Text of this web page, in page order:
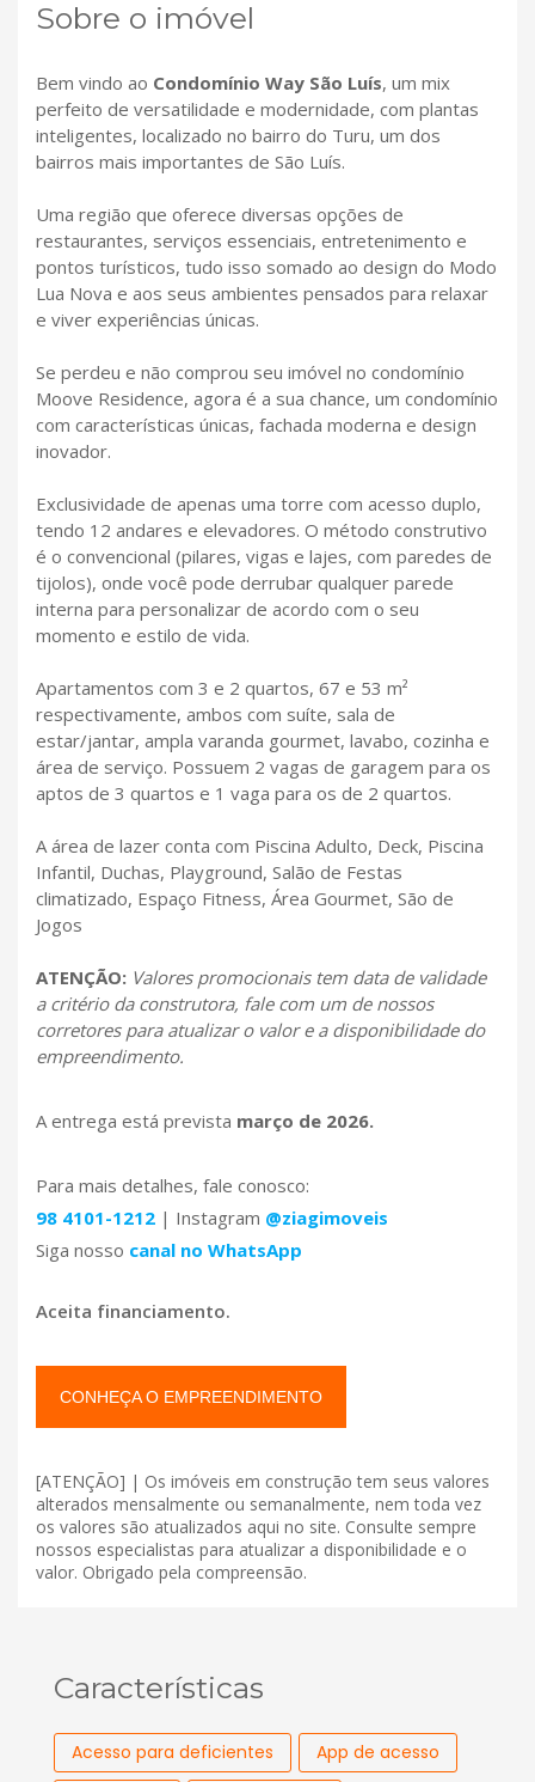
Sobre o imóvel
Bem vindo ao Condomínio Way São Luís, um mix
perfeito de versatilidade e modernidade, com plantas
inteligentes, localizado no bairro do Turu, um dos
bairros mais importantes de São Luís.
Uma região que oferece diversas opções de
restaurantes, serviços essenciais, entretenimento e
pontos turísticos, tudo isso somado ao design do Modo
Lua Nova e aos seus ambientes pensados para relaxar
e viver experiências únicas.
Se perdeu e não comprou seu imóvel no condomínio
Moove Residence, agora é a sua chance, um condomínio
com características únicas, fachada moderna e design
inovador.
Exclusividade de apenas uma torre com acesso duplo,
tendo 12 andares e elevadores. O método construtivo
é o convencional (pilares, vigas e lajes, com paredes de
tijolos), onde você pode derrubar qualquer parede
interna para personalizar de acordo com o seu
momento e estilo de vida.
Apartamentos com 3 e 2 quartos, 67 e 53 m²
respectivamente, ambos com suíte, sala de
estar/jantar, ampla varanda gourmet, lavabo, cozinha e
área de serviço. Possuem 2 vagas de garagem para os
aptos de 3 quartos e 1 vaga para os de 2 quartos.
A área de lazer conta com Piscina Adulto, Deck, Piscina
Infantil, Duchas, Playground, Salão de Festas
climatizado, Espaço Fitness, Área Gourmet, São de
Jogos
ATENÇÃO: Valores promocionais tem data de validade
a critério da construtora, fale com um de nossos
corretores para atualizar o valor e a disponibilidade do
empreendimento.
A entrega está prevista março de 2026.
Para mais detalhes, fale conosco:
98 4101-1212 | Instagram @ziagimoveis
Siga nosso canal no WhatsApp
Aceita financiamento.
CONHEÇA O EMPREENDIMENTO
[ATENÇÃO] | Os imóveis em construção tem seus valores
alterados mensalmente ou semanalmente, nem toda vez
os valores são atualizados aqui no site. Consulte sempre
nossos especialistas para atualizar a disponibilidade e o
valor. Obrigado pela compreensão.
Características
Acesso para deficientes App de acesso